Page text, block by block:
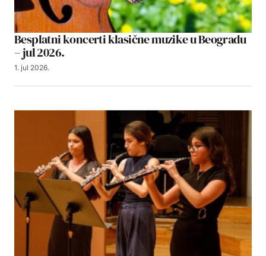
Besplatni koncerti klasične muzike u Beogradu
– jul 2026.
1. jul 2026.